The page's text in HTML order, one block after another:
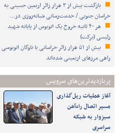
بازگشت بیش از ۳ هزار زائر اربعین حسینی به
خراسان جنوبی / خدمت‌رسانی شبانه‌روزی در…
هر ۴۰ ثانیه خروج یک اتوبوس از پایانه شهید
رئیسی (برکت)
بیش از ۵۱ هزار زائر خراسانی با ناوگان اتوبوسی
راهی مرزهای اربعینی شده‌اند
پربازدیدترین‌های سرویس
آغاز عملیات ریل‌گذاری
مسیر اتصال راه‌آهن
سبزوار به شبکه
سراسری